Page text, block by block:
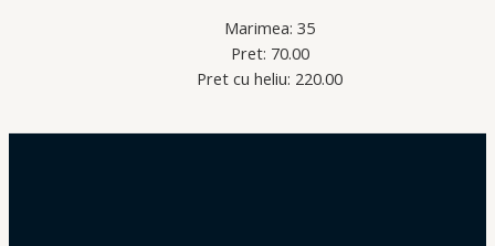
Marimea: 35
Pret: 70.00
Pret cu heliu: 220.00